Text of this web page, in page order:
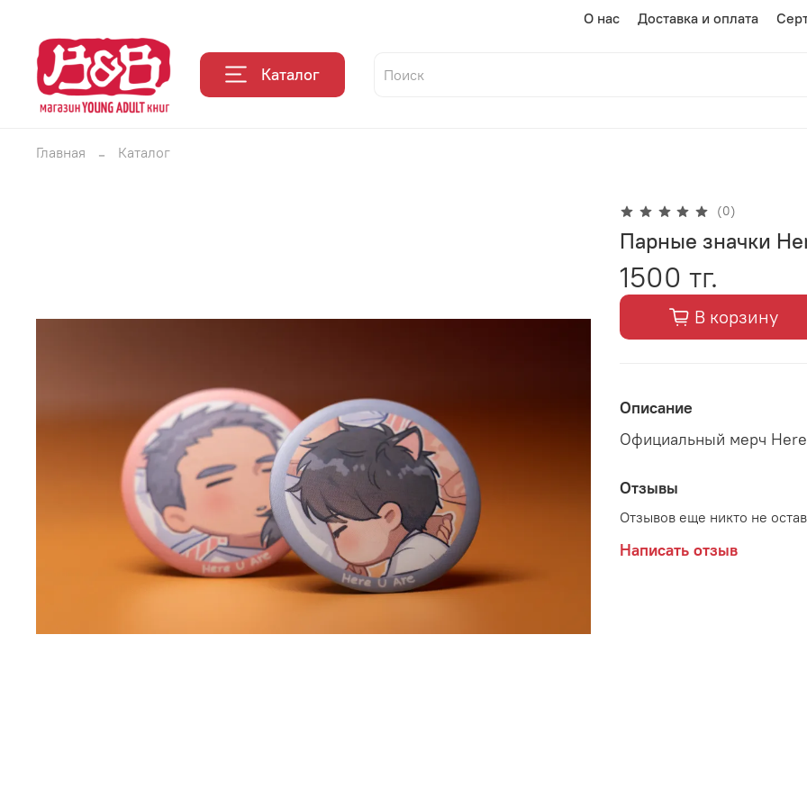
О нас Доставка и оплата
Каталог
Главная Каталог
(0)
Парные значки
1500 тг.
В корзину
Описание
Официальный мерч
Отзывы
Отзывов еще никто не
Написать отзыв